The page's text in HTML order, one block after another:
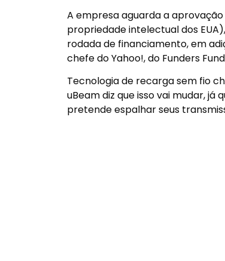
A empresa aguarda a
propriedade intelectual dos
rodada de financiamento, em
chefe do Yahoo!, do Funders
Tecnologia de recarga sem fio
uBeam diz que isso vai mudar,
pretende espalhar seus